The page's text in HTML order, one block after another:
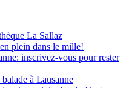
La Sallaz
plein dans le mille!
inscrivez-vous pour rester
à Lausanne